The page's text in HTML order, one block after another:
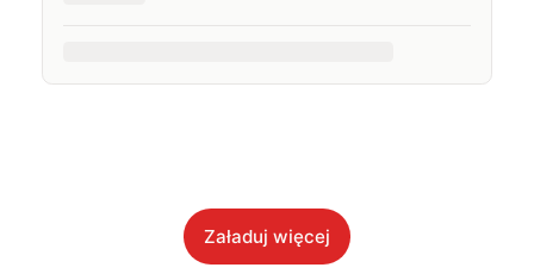
Załaduj więcej